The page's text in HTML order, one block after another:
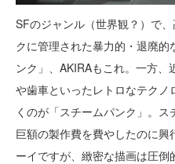
SFのジャンル（世界観？）で
クに管理された暴力的・退廃
ンク」、AKIRAもこれ。一方
や歯車といったレトロなテク
くのが「スチームパンク」。ス
巨額の製作費を費やしたのに
ーイですが、緻密な描画は圧